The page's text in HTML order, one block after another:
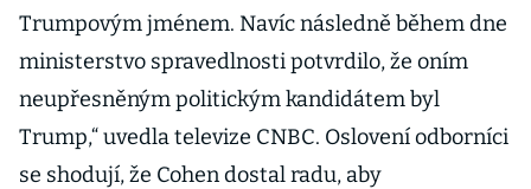
Trumpovým jménem. Navíc následně během dne
ministerstvo spravedlnosti potvrdilo, že oním
neupřesněným politickým kandidátem byl
Trump,“uvedla televize CNBC. Oslovení odborníci
se shodují, že Cohen dostal radu, aby